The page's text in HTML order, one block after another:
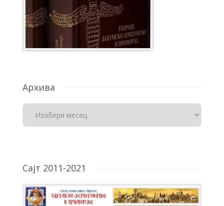
Архива
Сајт 2011-2021